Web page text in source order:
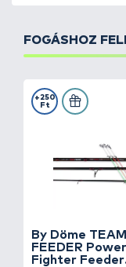
FOGÁSHOZ
By Döme TEAM
FEEDER Power
Fighter Feeder
+250
Ft